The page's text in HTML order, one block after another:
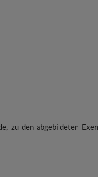
zu den abgebildeten